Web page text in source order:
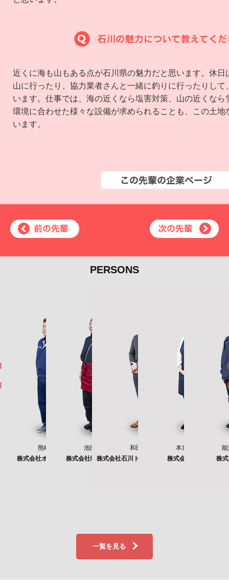
近くに海も山もある点が石川県の魅力だと思います。休
山に行ったり、協力業者さんと一緒に釣りに行ったりし
います。仕事では、海の近くなら塩害対策、山の近くな
環境に合わせた様々な設備が求められることも、この土
います。
PERSONS
ンワード技研
池⽥ 智美
株式会社味一番フード
和⽥ 祥真
株式会社石川トヨペットカローラ
本康 茉侑
株式会社⽥井屋
能浦 ⽣季
株式会社⼀膳社会福祉法⼈
一覧を見る